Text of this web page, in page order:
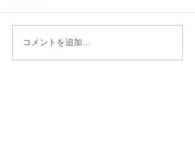
新緑まぶしく
コメントを追加…